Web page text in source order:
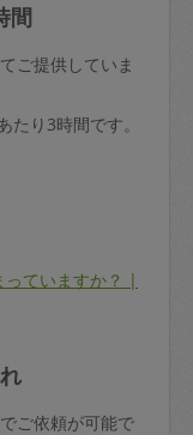
間
ご提供していま
り3時間です。
っていますか？ |
ご依頼が可能で